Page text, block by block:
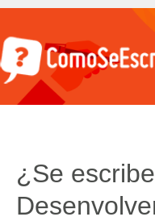
¿Se